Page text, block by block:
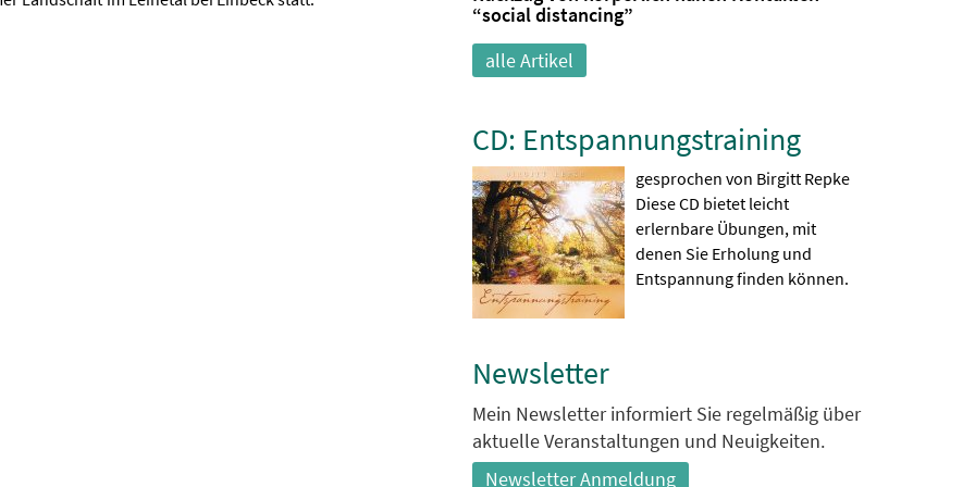
“social distancing”
alle Artikel
CD: Entspannungstraining
gesprochen von Birgitt Repke
Diese CD bietet leicht
erlernbare Übungen, mit
denen Sie Erholung und
Entspannung finden können.
Newsletter
Mein Newsletter informiert Sie regelmäßig über
aktuelle Veranstaltungen und Neuigkeiten.
Newsletter Anmeldung